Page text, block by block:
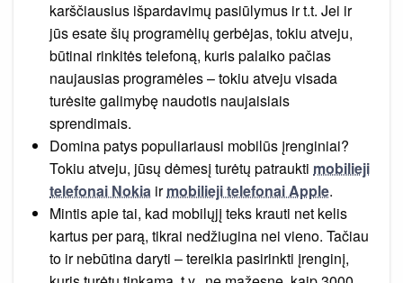
karščiausius išpardavimų pasiūlymus ir t.t. Jei ir
jūs esate šių programėlių gerbėjas, tokiu atveju,
būtinai rinkitės telefoną, kuris palaiko pačias
naujausias programėles – tokiu atveju visada
turėsite galimybę naudotis naujaisiais
sprendimais.
Domina patys populiariausi mobilūs įrenginiai?
Tokiu atveju, jūsų dėmesį turėtų patraukti mobilieji
telefonai Nokia irmobilieji telefonai Apple.
Mintis apie tai, kad mobilųjį teks krauti net kelis
kartus per parą, tikrai nedžiugina nei vieno. Tačiau
to ir nebūtina daryti – tereikia pasirinkti įrenginį,